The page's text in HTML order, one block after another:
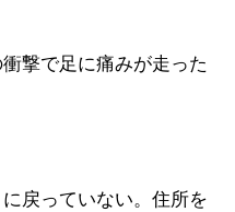
撃で足に痛みが走った
戻っていない。住所を